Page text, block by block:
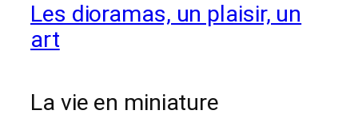
Les dioramas, un plaisir, un
art
La vie en miniature